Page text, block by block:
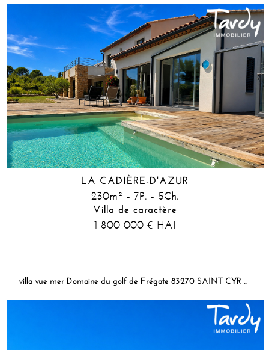
LA CADIÈRE-D'AZUR
230m² - 7P. - 5Ch.
Villa de caractère
1 800 000 € HAI
villa vue mer Domaine du golf de Frégate 83270 SAINT CYR SUR MER